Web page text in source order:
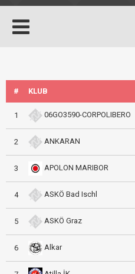
# KLUB
1 06GO3590-CORPOLIBERO
2 ANKARAN
3 APOLON MARIBOR
4 ASKÖ Bad Ischl
5 ASKÖ Graz
6 Alkar